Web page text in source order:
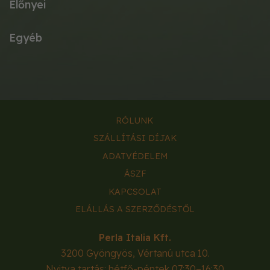
Előnyei
Egyéb
RÓLUNK
SZÁLLÍTÁSI DÍJAK
ADATVÉDELEM
ÁSZF
KAPCSOLAT
ELÁLLÁS A SZERZŐDÉSTŐL
Perla Italia Kft.
3200 Gyöngyös, Vértanú utca 10.